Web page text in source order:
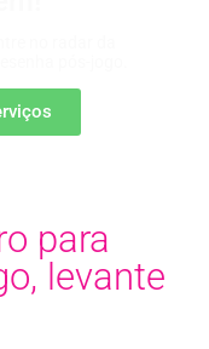
para
levante